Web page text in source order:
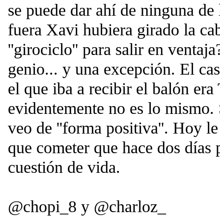
se puede dar ahí de ninguna
fuera Xavi hubiera girado la
''girociclo'' para salir en
genio... y una excepción. El
el que iba a recibir el balón era
evidentemente no es lo
veo de ''forma positiva''. Hoy
que cometer que hace dos
cuestión de vida.
@chopi_8 y @charloz_